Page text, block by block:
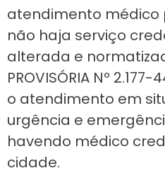
atendimento médico
não haja serviço
alterada e
PROVISÓRIA Nº
o atendimento em
urgência e
havendo médico
cidade.